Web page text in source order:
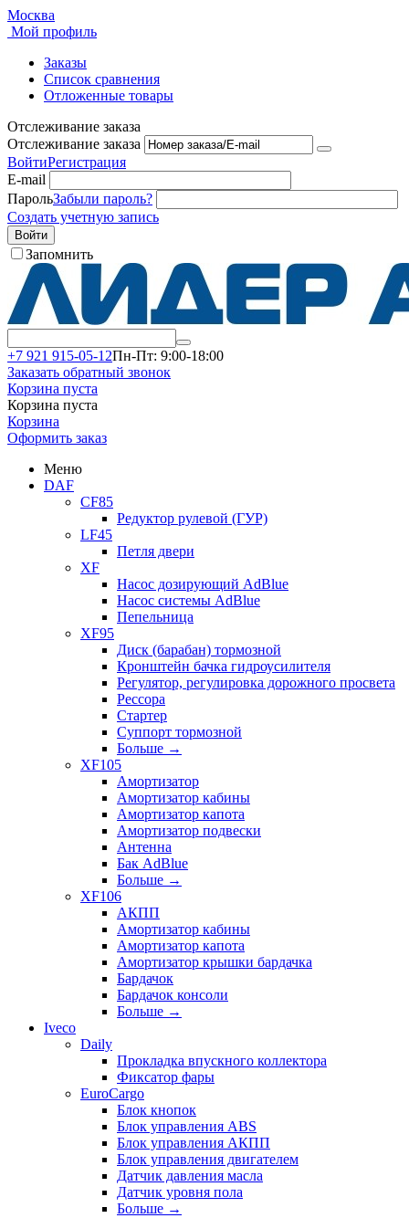
Москва
Мой профиль
Заказы
Список сравнения
Отложенные товары
Отслеживание заказа
Отслеживание заказа
ВойтиРегистрация
E-mail
ПарольЗабыли пароль?
Создать учетную запись
Войти
Запомнить
+7 921 915-05-12Пн-Пт: 9:00-18:00
Заказать обратный звонок
Корзина пуста
Корзина пуста
Корзина
Оформить заказ
Меню
DAF
CF85
Редуктор рулевой (ГУР)
LF45
Петля двери
XF
Насос дозирующий AdBlue
Насос системы AdBlue
Пепельница
XF95
Диск (барабан) тормозной
Кронштейн бачка гидроусилителя
Регулятор, регулировка дорожного просвета
Рессора
Стартер
Суппорт тормозной
Больше →
XF105
Амортизатор
Амортизатор кабины
Амортизатор капота
Амортизатор подвески
Антенна
Бак AdBlue
Больше →
XF106
АКПП
Амортизатор кабины
Амортизатор капота
Амортизатор крышки бардачка
Бардачок
Бардачок консоли
Больше →
Iveco
Daily
Прокладка впускного коллектора
Фиксатор фары
EuroCargo
Блок кнопок
Блок управления ABS
Блок управления АКПП
Блок управления двигателем
Датчик давления масла
Датчик уровня пола
Больше →